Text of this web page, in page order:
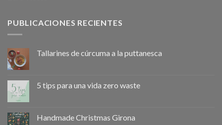
PUBLICACIONES RECIENTES
Tallarines de cúrcuma a la puttanesca
5 tips para una vida zero waste
Handmade Christmas Girona